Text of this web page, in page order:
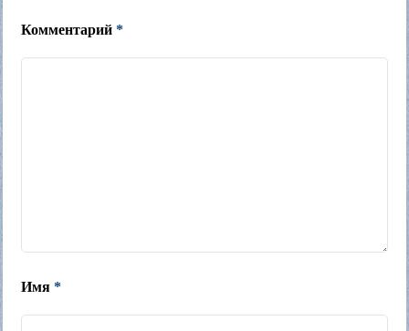
Комментарий *
Имя *